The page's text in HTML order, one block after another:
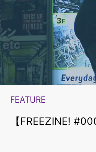
FEATURE
【FREEZINE!